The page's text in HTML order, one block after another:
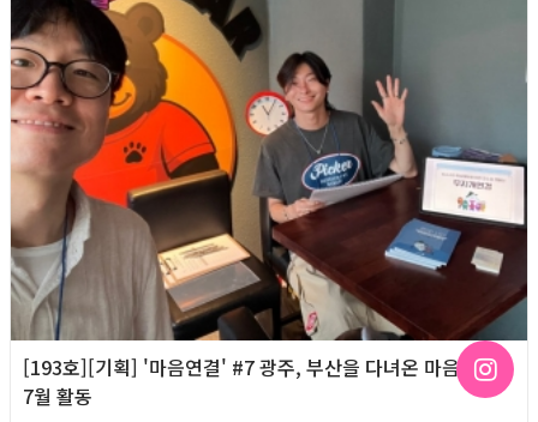
[193호][기획] '마음연결' #7 광주, 부산을 다녀온 마음연결
7월 활동